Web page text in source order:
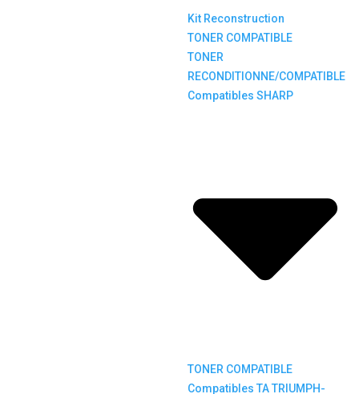
Kit Reconstruction
TONER COMPATIBLE
TONER
RECONDITIONNE/COMPATIBLE
Compatibles SHARP
TONER COMPATIBLE
Compatibles TA TRIUMPH-